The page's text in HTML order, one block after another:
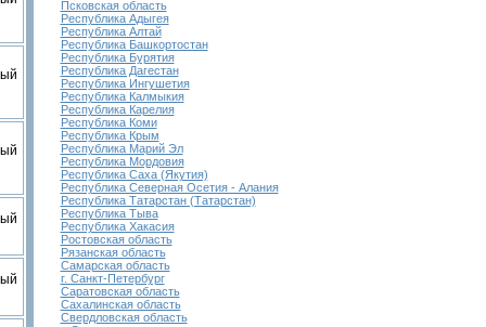
Псковская область
Республика Адыгея
Республика Алтай
Республика Башкортостан
Республика Бурятия
Республика Дагестан
Республика Ингушетия
Республика Калмыкия
Республика Карелия
Республика Коми
Республика Крым
Республика Марий Эл
Республика Мордовия
Республика Саха (Якутия)
Республика Северная Осетия - Алания
Республика Татарстан (Татарстан)
Республика Тыва
Республика Хакасия
Ростовская область
Рязанская область
Самарская область
г. Санкт-Петербург
Саратовская область
Сахалинская область
Свердловская область